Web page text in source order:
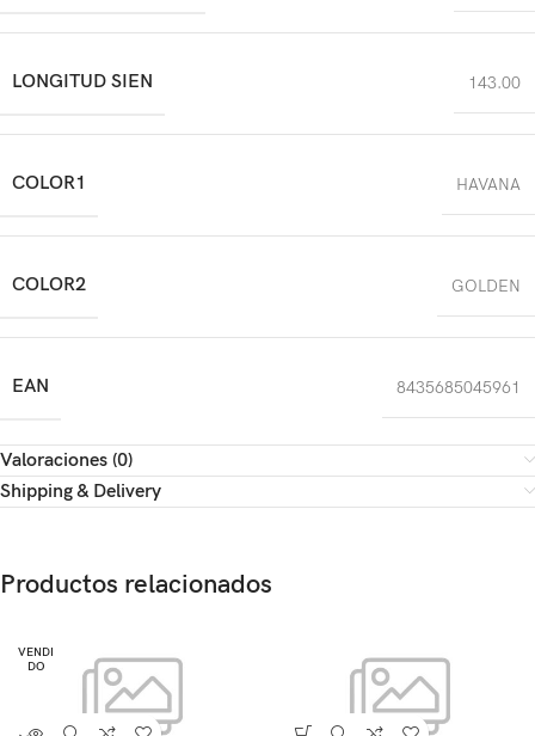
LONGITUD SIEN 143.00
COLOR1 HAVANA
COLOR2 GOLDEN
EAN 8435685045961
Valoraciones (0)
Shipping & Delivery
Productos relacionados
VENDI
DO